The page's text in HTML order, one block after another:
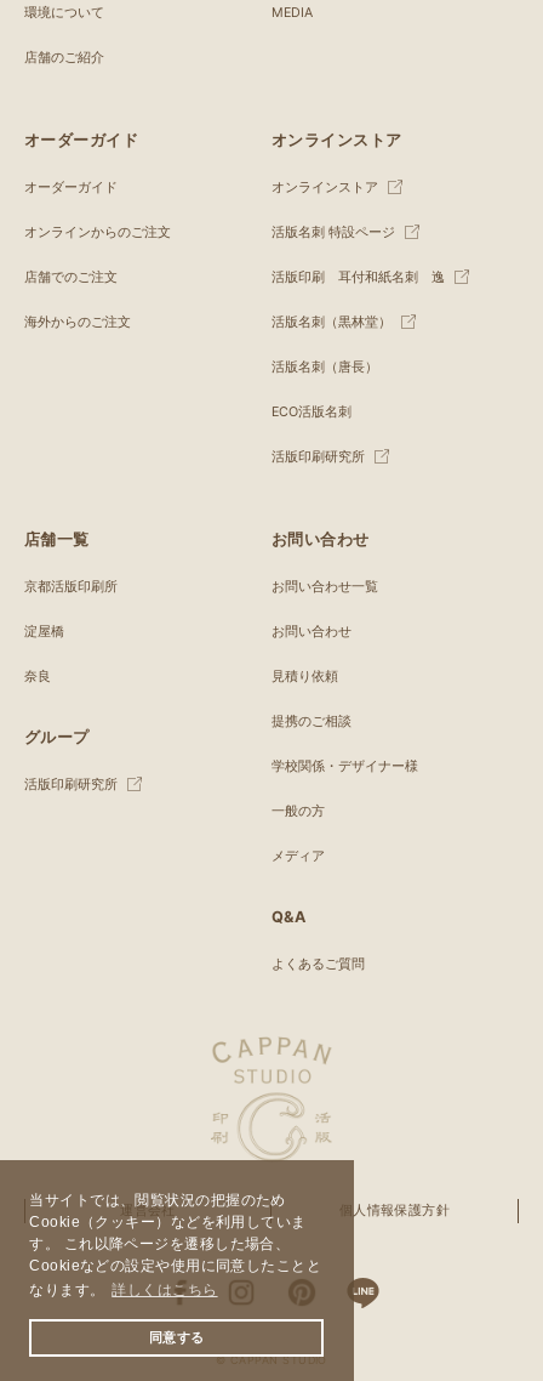
当サイトでは、閲覧状況の把握のため
Cookie（クッキー）などを利用していま
す。 これ以降ページを遷移した場合、
Cookieなどの設定や使用に同意したことと
なります。
詳しくはこちら
同意する
環境について
店舗のご紹介
MEDIA
オーダーガイド
オーダーガイド
オンラインからのご注文
店舗でのご注文
海外からのご注文
オンラインストア
オンラインストア
活版名刺 特設ページ
活版印刷 耳付和紙名刺 逸
活版名刺（黒林堂）
活版名刺（唐長）
ECO活版名刺
活版印刷研究所
店舗一覧
京都活版印刷所
淀屋橋
奈良
グループ
活版印刷研究所
お問い合わせ
お問い合わせ一覧
お問い合わせ
見積り依頼
提携のご相談
学校関係・デザイナー様
一般の方
メディア
Q&A
よくあるご質問
運営会社 個人情報保護方針
© CAPPAN STUDIO